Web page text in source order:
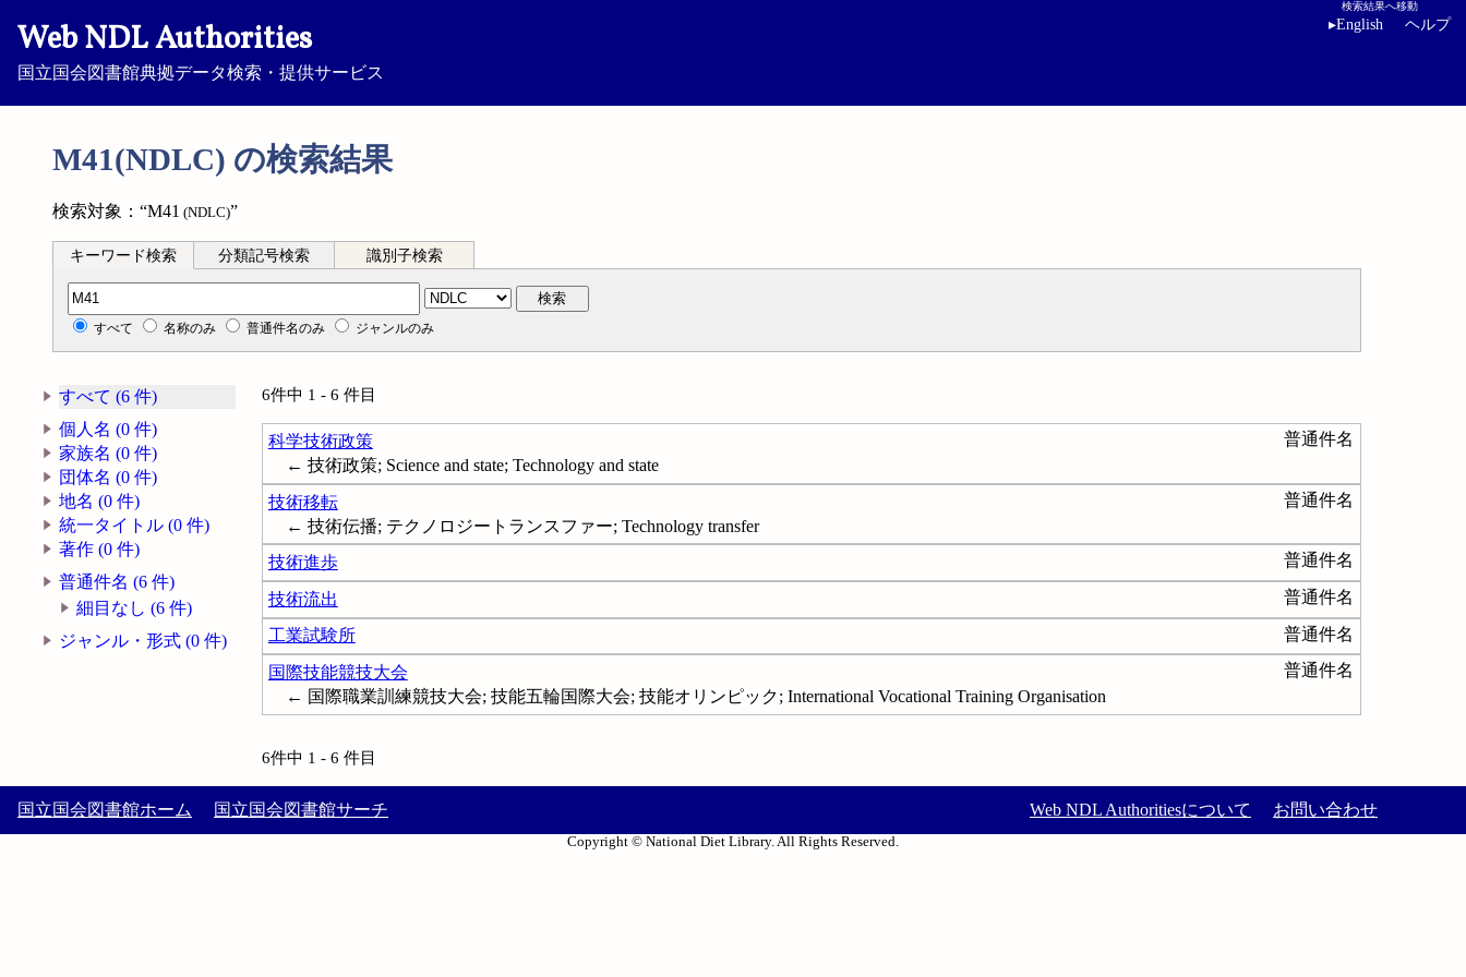
Web NDL Authorities
国立国会図書館典拠データ検索・提供サービス
検索結果へ移動
▸English ヘルプ
M41(NDLC) の検索結果
検索対象：“M41 (NDLC)”
キーワード検索 分類記号検索 識別子検索
分類記号検索 検索
すべて 名称のみ 普通件名のみ ジャンルのみ
すべて (6 件)
個人名 (0 件)
家族名 (0 件)
団体名 (0 件)
地名 (0 件)
統一タイトル (0 件)
著作 (0 件)
普通件名 (6 件)
細目なし (6 件)
ジャンル・形式 (0 件)
6件中 1 - 6 件目
科学技術政策
普通件名
← 技術政策; Science and state; Technology and state
技術移転
普通件名
← 技術伝播; テクノロジートランスファー; Technology transfer
技術進歩
普通件名
技術流出 普通件名
工業試験所 普通件名
国際技能競技大会
普通件名
← 国際職業訓練競技大会; 技能五輪国際大会; 技能オリンピック; International Vocational Training Organisation
6件中 1 - 6 件目
国立国会図書館ホーム 国立国会図書館サーチ Web NDL Authoritiesについて お問い合わせ
Copyright © National Diet Library. All Rights Reserved.